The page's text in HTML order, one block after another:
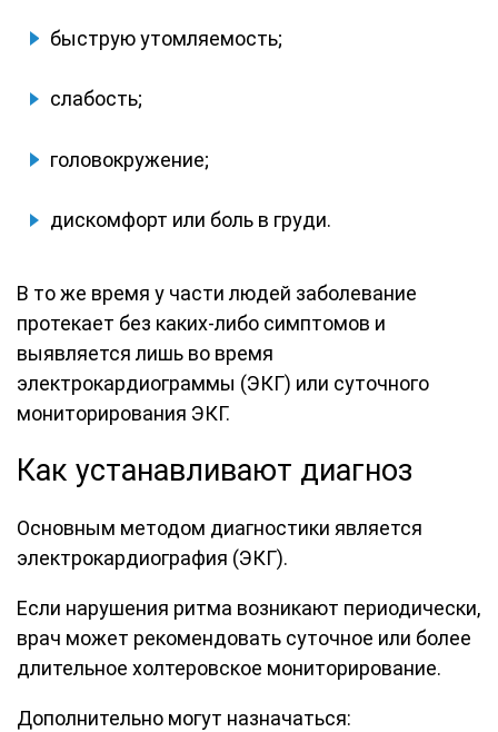
быструю утомляемость;
слабость;
головокружение;
дискомфорт или боль в груди.
В то же время у части людей заболевание
протекает без каких-либо симптомов и
выявляется лишь во время
электрокардиограммы (ЭКГ) или суточного
мониторирования ЭКГ.
Как устанавливают диагноз
Основным методом диагностики является
электрокардиография (ЭКГ).
Если нарушения ритма возникают периодически,
врач может рекомендовать суточное или более
длительное холтеровское мониторирование.
Дополнительно могут назначаться: